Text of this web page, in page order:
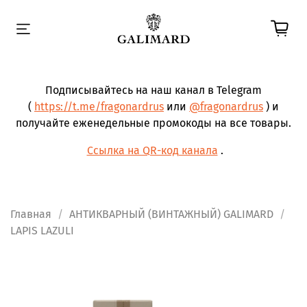
Подписывайтесь на наш канал в Telegram
( https://t.me/fragonardrus или @fragonardrus ) и
получайте еженедельные промокоды на все товары.
Ссылка на QR-код канала .
Главная
АНТИКВАРНЫЙ (ВИНТАЖНЫЙ) GALIMARD
LAPIS LAZULI